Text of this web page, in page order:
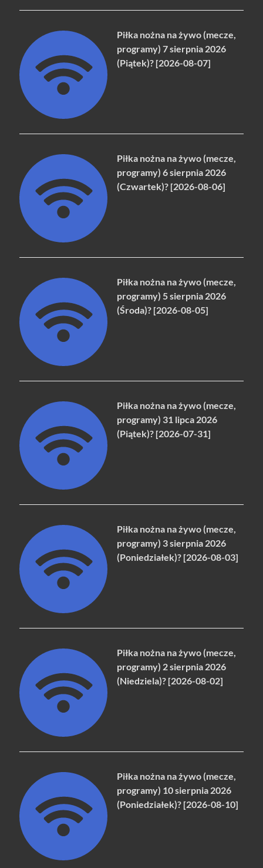
Piłka nożna na żywo (mecze,
programy) 7 sierpnia 2026
(Piątek)? [2026-08-07]
Piłka nożna na żywo (mecze,
programy) 6 sierpnia 2026
(Czwartek)? [2026-08-06]
Piłka nożna na żywo (mecze,
programy) 5 sierpnia 2026
(Środa)? [2026-08-05]
Piłka nożna na żywo (mecze,
programy) 31 lipca 2026
(Piątek)? [2026-07-31]
Piłka nożna na żywo (mecze,
programy) 3 sierpnia 2026
(Poniedziałek)? [2026-08-03]
Piłka nożna na żywo (mecze,
programy) 2 sierpnia 2026
(Niedziela)? [2026-08-02]
Piłka nożna na żywo (mecze,
programy) 10 sierpnia 2026
(Poniedziałek)? [2026-08-10]